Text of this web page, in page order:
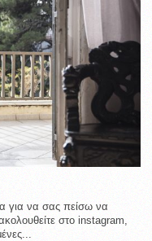
για να σας πείσω να
στο instagram,